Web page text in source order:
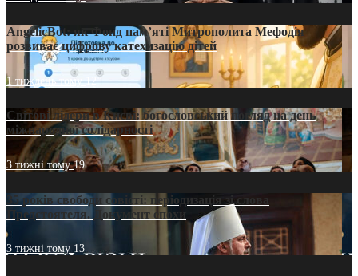
AngelicBot: як Фонд пам’яті Митрополита Мефодія
розвиває цифрову катехизацію дітей
1 тиждень тому12
Світові лідери в Києві: богословський погляд на день
міжнародної солідарності
3 тижні тому19
35 років свободи совісті: періодизація зі слова
Предстоятеля. Документ епохи
3 тижні тому 13